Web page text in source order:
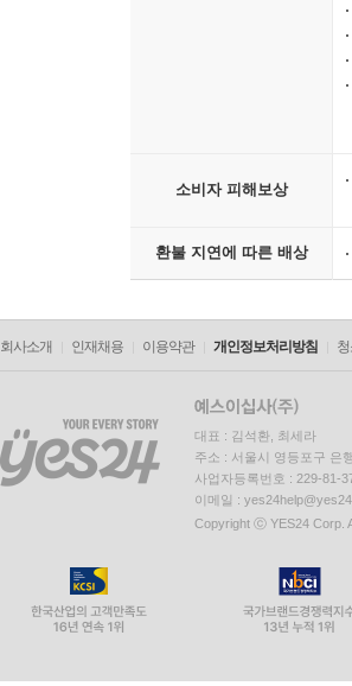
소비자 피해보상
환불 지연에 따른 배상
회사소개 인재채용 이용약관 개인정보처리방침
대표 : 김석환, 최세라
주소 : 서울시 영등포구 은
사업자등록번호 : 229-81-
이메일 :
Copyright ⓒ YES24 Corp.